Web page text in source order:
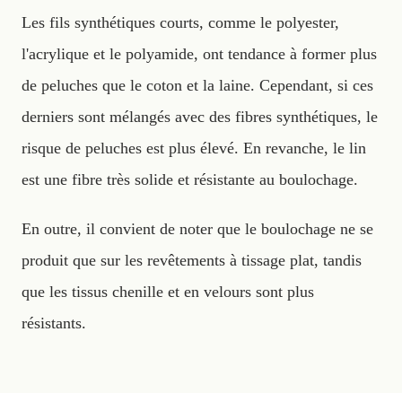
Les fils synthétiques courts, comme le polyester,
l'acrylique et le polyamide, ont tendance à former plus
de peluches que le coton et la laine. Cependant, si ces
derniers sont mélangés avec des fibres synthétiques, le
risque de peluches est plus élevé. En revanche, le lin
est une fibre très solide et résistante au boulochage.
En outre, il convient de noter que le boulochage ne se
produit que sur les revêtements à tissage plat, tandis
que les tissus chenille et en velours sont plus
résistants.